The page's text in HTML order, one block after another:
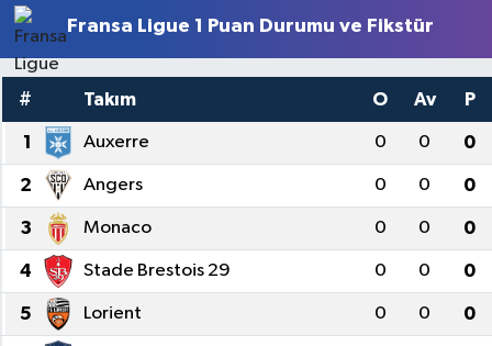
Fransa Ligue 1 Puan Durumu ve Fikstür
# Takım O Av P
1 Auxerre 0 0 0
2 Angers 0 0 0
3 Monaco 0 0 0
4 Stade Brestois 29 0 0 0
5 Lorient 0 0 0
RÖPORTAJ
YOLCU TAŞIMA
LOJİSTİK
E-GAZETE
TAŞITLAR
Tüm Manşetler
Son Dakika Haberleri
Haber Arşivi